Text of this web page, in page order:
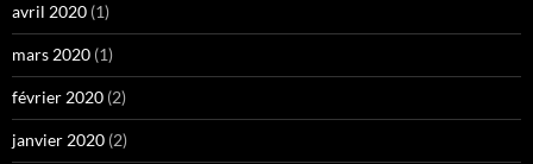
avril 2020 (1)
mars 2020 (1)
février 2020 (2)
janvier 2020 (2)